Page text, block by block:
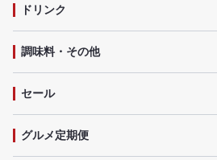
ドリンク
調味料・その他
セール
グルメ定期便